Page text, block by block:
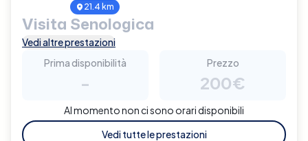
21.4 km
Visita Senologica
Vedi altre prestazioni
Prima disponibilità
-
Prezzo
200€
Al momento non ci sono orari disponibili
Vedi tutte le prestazioni